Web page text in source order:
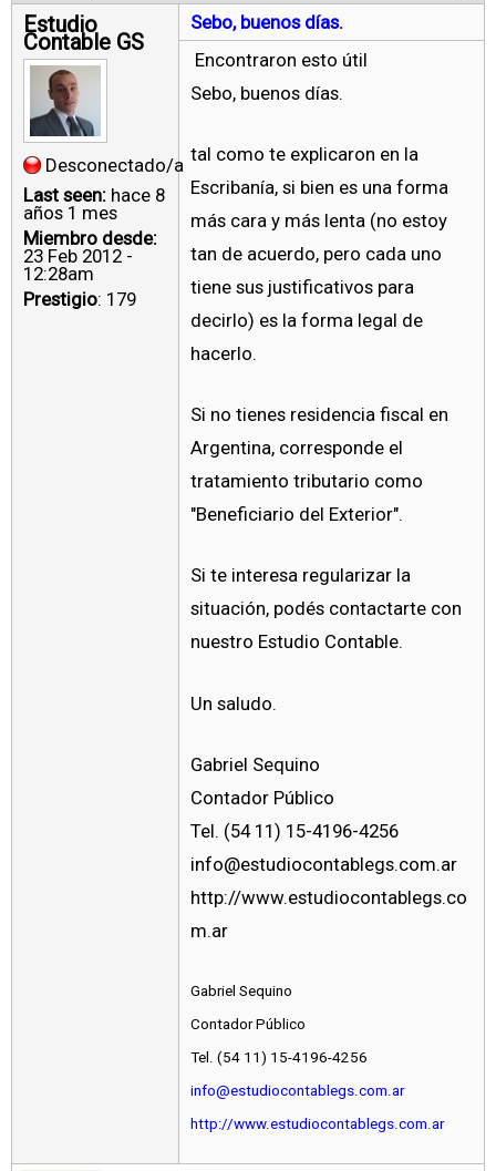
Estudio
Contable GS
Desconectado/a
Last seen: hace 8
años 1 mes
Miembro desde:
23 Feb 2012 -
12:28am
Prestigio: 179
Sebo, buenos días.
Encontraron esto útil
Sebo, buenos días.
tal como te explicaron en la
Escribanía, si bien es una forma
más cara y más lenta (no estoy
tan de acuerdo, pero cada uno
tiene sus justificativos para
decirlo) es la forma legal de
hacerlo.
Si no tienes residencia fiscal en
Argentina, corresponde el
tratamiento tributario como
"Beneficiario del Exterior".
Si te interesa regularizar la
situación, podés contactarte con
nuestro Estudio Contable.
Un saludo.
Gabriel Sequino
Contador Público
Tel. (54 11) 15-4196-4256
info@estudiocontablegs.com.ar
http://www.estudiocontablegs.co
m.ar
Gabriel Sequino
Contador Público
Tel. (54 11) 15-4196-4256
info@estudiocontablegs.com.ar
http://www.estudiocontablegs.com.ar